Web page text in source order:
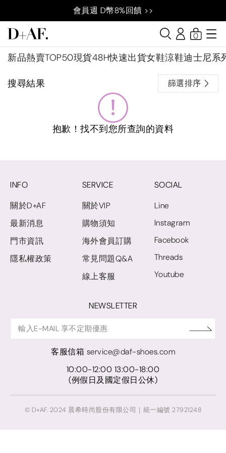
會員週 D幣8%回饋 >>
新品熱賣TOP50現貨48H快速出貨女鞋涼鞋迪士尼系
0
搜尋結果 篩選排序
抱歉！找不到您所查詢的資料
INFO
關於D+AF
最新消息
門市資訊
隱私權政策
SERVICE
關於VIP
購物須知
海外會員訂購
常見問題Q&A
線上客服
SOCIAL
Line
Instagram
Facebook
Threads
Youtube
NEWSLETTER
客服信箱 service@daf-shoes.com
10:00-12:00 13:00-18:00
(例假日及國定假日公休)
© D+AF. 2024 晨希時尚股份有限公司｜統一編號 27921248